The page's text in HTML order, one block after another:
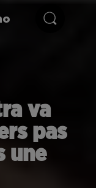
va
pas
une